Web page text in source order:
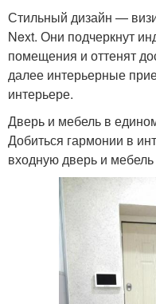
Стильный дизайн —
Next. Они подчеркнут
помещения и оттенят
далее интерьерные
интерьере.
Дверь и мебель в
Добиться гармонии в
входную дверь и